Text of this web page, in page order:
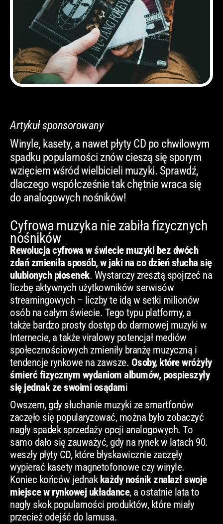
Artykuł sponsorowany
Winyle, kasety, a nawet płyty CD po chwilowym
spadku popularności znów cieszą się sporym
wzięciem wśród wielbicieli muzyki. Sprawdź,
dlaczego współcześnie tak chętnie wraca się
do analogowych nośników!
Cyfrowa muzyka nie zabiła fizycznych
nośników
Rewolucja cyfrowa w świecie muzyki bez dwóch
zdań zmieniła sposób, w jaki na co dzień słucha się
ulubionych piosenek. Wystarczy zresztą spojrzeć na
liczbę aktywnych użytkowników serwisów
streamingowych – liczby te idą w setki milionów
osób na całym świecie. Tego typu platformy, a
także bardzo prosty dostęp do darmowej muzyki w
Internecie, a także viralowy potencjał mediów
społecznościowych zmieniły branżę muzyczną i
tendencje rynkowe na zawsze. Osoby, które wróżyły
śmierć fizycznym wydaniom albumów, pospieszyły
się jednak ze swoimi osądami
Owszem, gdy słuchanie muzyki ze smartfonów
zaczęło się popularyzować, można było zobaczyć
nagły spadek sprzedaży opcji analogowych. To
samo dało się zauważyć, gdy na rynek w latach 90.
weszły płyty CD, które błyskawicznie zaczęły
wypierać kasety magnetofonowe czy winyle.
Koniec końców jednak każdy nośnik znalazł swoje
miejsce w rynkowej układance, a ostatnie lata to
nagły skok popularności produktów, które miały
przecież odejść do lamusa.